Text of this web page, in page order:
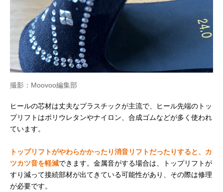
撮影：Moovoo編集部
ヒールの芯材は丈夫なプラスチックが主流で、ヒール先端のトッ
プリフトはポリウレタンやナイロン、合成ゴムなどが多く使われ
ています。
トップリフトがやわらかかったり消音リフトだったりすると、カ
ツカツ音を軽減できます。金属音がする場合は、トップリフトが
すり減って接続部材が出てきている可能性があり、その際は修理
が必要です。